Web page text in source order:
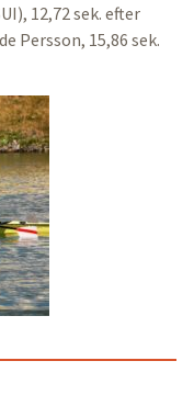
12,72 sek. efter
Persson, 15,86 sek.